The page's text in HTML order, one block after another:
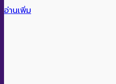
อ่านเพิ่ม